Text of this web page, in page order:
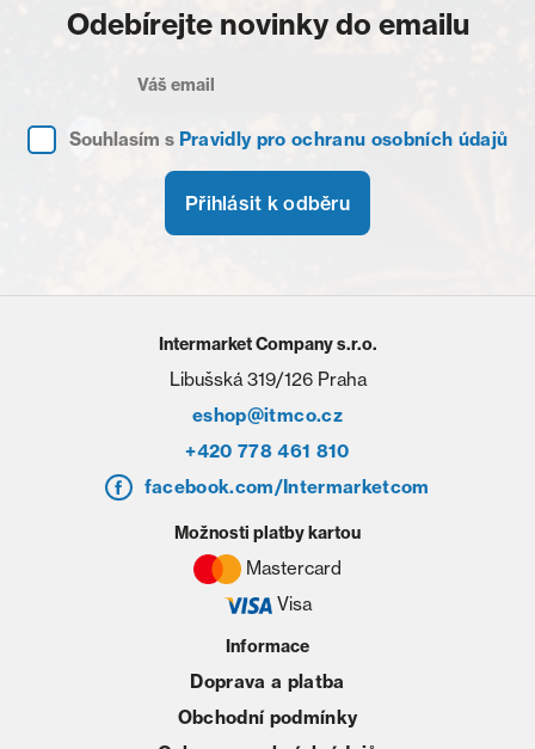
Odebírejte novinky do emailu
Souhlasím s Pravidly pro ochranu osobních údajů
Přihlásit k odběru
Intermarket Company s.r.o.
Libušská 319/126 Praha
eshop@itmco.cz
+420 778 461 810
facebook.com/Intermarketcom
Informace
Doprava a platba
Obchodní podmínky
Možnosti platby kartou
Mastercard
Visa